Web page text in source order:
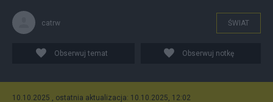
catrw ŚWIAT
Obserwuj temat Obserwuj notkę
10.10.2025 , ostatnia aktualizacja: 10.10.2025, 12:02